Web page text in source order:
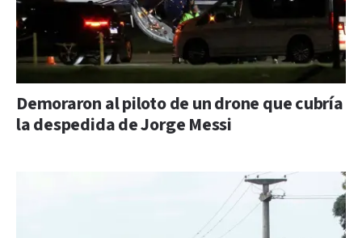
Demoraron al piloto de un drone que cubría
la despedida de Jorge Messi